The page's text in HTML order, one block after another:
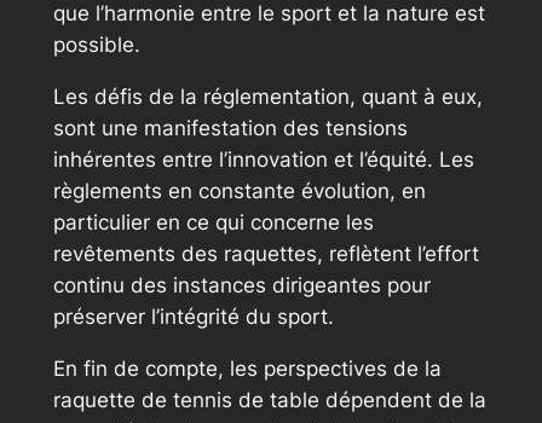
que l’harmonie entre le sport et la nature est
possible.
Les défis de la réglementation, quant à eux,
sont une manifestation des tensions
inhérentes entre l’innovation et l’équité. Les
règlements en constante évolution, en
particulier en ce qui concerne les
revêtements des raquettes, reflètent l’effort
continu des instances dirigeantes pour
préserver l’intégrité du sport.
En fin de compte, les perspectives de la
raquette de tennis de table dépendent de la